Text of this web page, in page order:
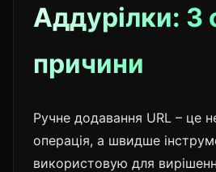
Аддурілки: 3
причини
Ручне додавання URL – це
операція, а швидше
використовую для